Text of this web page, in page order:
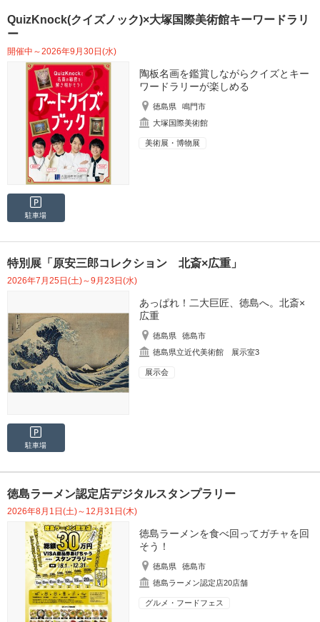
QuizKnock(クイズノック)×大塚国際美術館キーワードラリ
ー
開催中～2026年9月30日(水)
陶板名画を鑑賞しながらクイズとキー
ワードラリーが楽しめる
徳島県
鳴門市
大塚国際美術館
美術展・博物展
駐車場
特別展「原安三郎コレクション 北斎×広重」
2026年7月25日(土)～9月23日(水)
あっぱれ！二大巨匠、徳島へ。北斎×
広重
徳島県
徳島市
徳島県立近代美術館 展示室3
展示会
駐車場
徳島ラーメン認定店デジタルスタンプラリー
2026年8月1日(土)～12月31日(木)
徳島ラーメンを食べ回ってガチャを回
そう！
徳島県
徳島市
徳島ラーメン認定店20店舗
グルメ・フードフェス